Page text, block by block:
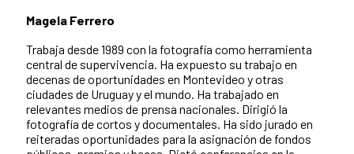
Magela Ferrero
Trabaja desde 1989 con la fotografía como herramienta
central de supervivencia. Ha expuesto su trabajo en
decenas de oportunidades en Montevideo y otras
ciudades de Uruguay y el mundo. Ha trabajado en
relevantes medios de prensa nacionales. Dirigió la
fotografía de cortos y documentales. Ha sido jurado en
reiteradas oportunidades para la asignación de fondos